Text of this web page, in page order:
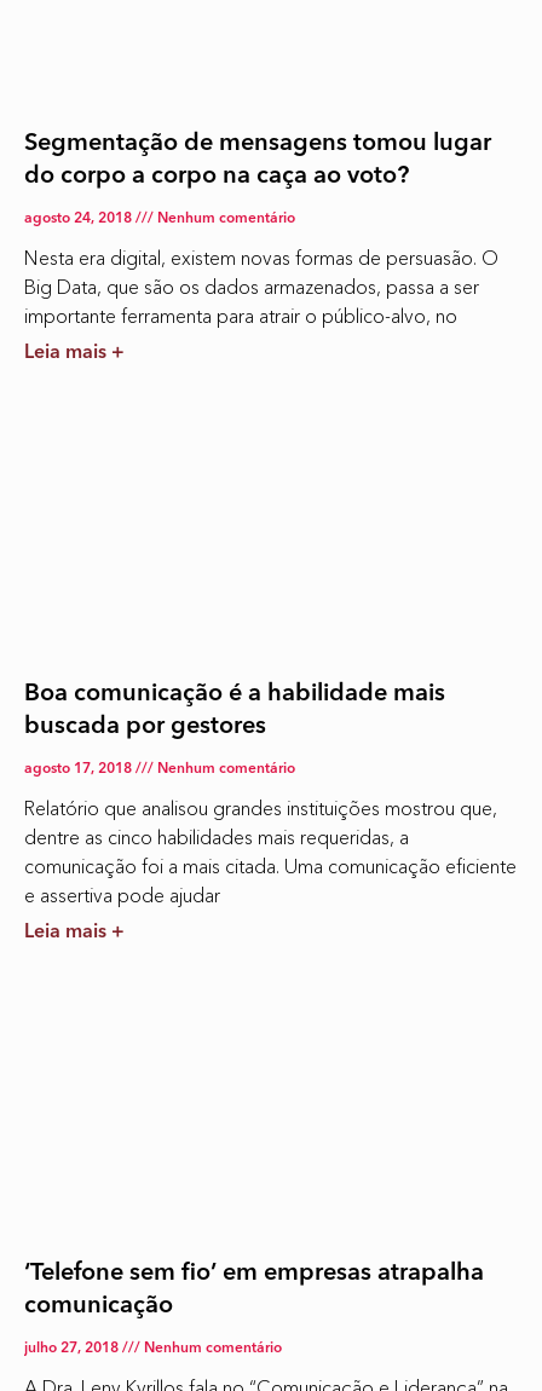
Segmentação de mensagens tomou lugar
do corpo a corpo na caça ao voto?
agosto 24, 2018 Nenhum comentário
Nesta era digital, existem novas formas de persuasão. O
Big Data, que são os dados armazenados, passa a ser
importante ferramenta para atrair o público-alvo, no
Leia mais +
Boa comunicação é a habilidade mais
buscada por gestores
agosto 17, 2018 Nenhum comentário
Relatório que analisou grandes instituições mostrou que,
dentre as cinco habilidades mais requeridas, a
comunicação foi a mais citada. Uma comunicação eficiente
e assertiva pode ajudar
Leia mais +
‘Telefone sem fio’ em empresas atrapalha
comunicação
julho 27, 2018 Nenhum comentário